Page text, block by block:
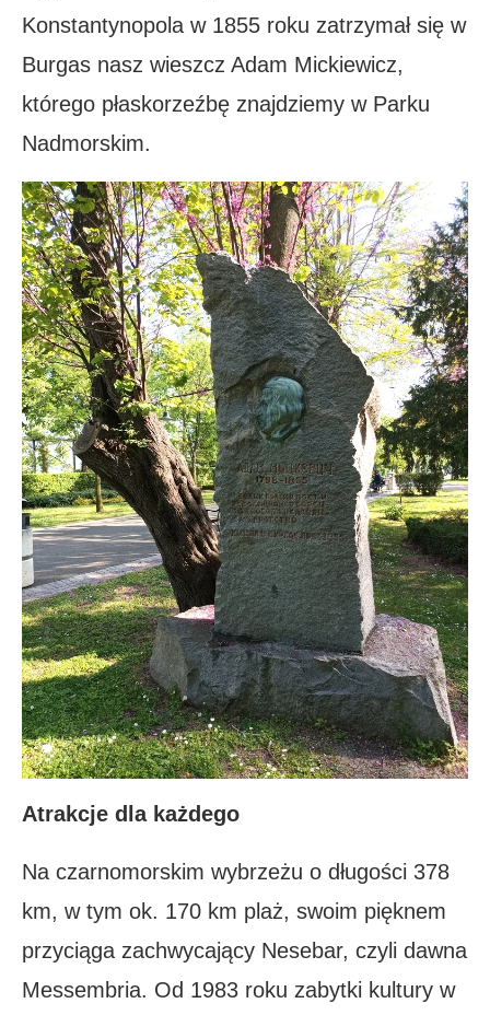
Konstantynopola w 1855 roku zatrzymał się w
Burgas nasz wieszcz Adam Mickiewicz,
którego płaskorzeźbę znajdziemy w Parku
Nadmorskim.
Atrakcje dla każdego
Na czarnomorskim wybrzeżu o długości 378
km, w tym ok. 170 km plaż, swoim pięknem
przyciąga zachwycający Nesebar, czyli dawna
Messembria. Od 1983 roku zabytki kultury w